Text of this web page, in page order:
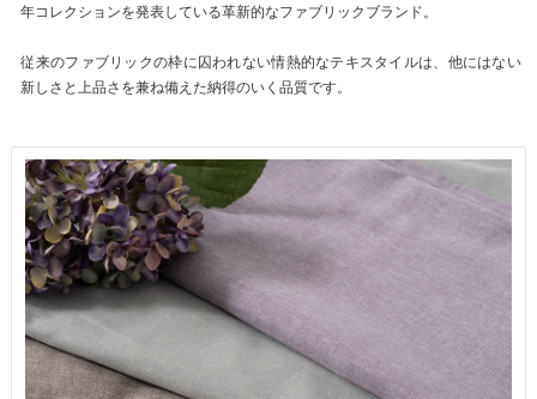
年コレクションを発表している革新的なファブリックブランド。
従来のファブリックの枠に囚われない情熱的なテキスタイルは、他にはない
新しさと上品さを兼ね備えた納得のいく品質です。